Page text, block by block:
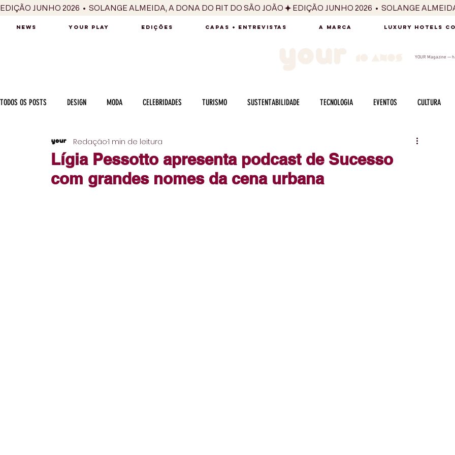
EDIÇÃO JUNHO 2026  •  SOLANGE ALMEIDA, A DONA DO RIT DO SÃO JOÃO
NEWS YOUR PLAY EDIÇÕES CAPAS + ENTREVISTAS A MARCA LUXURY HOTELS
YOUR Magazine —
TODOS OS POSTS DESIGN MODA CELEBRIDADES TURISMO SUSTENTABILIDADE TECNOLOGIA EVENTOS CULTURA
MÚSICA SÉRIES / TV INTERNACIONAL
CULINÁRIA PESSOAS CARREIRA VINHOS SABOR SEXUALIDADE
Lígia Pessotto apresenta podcast de Sucesso
com grandes nomes da cena urbana
Redação1 min de leitura